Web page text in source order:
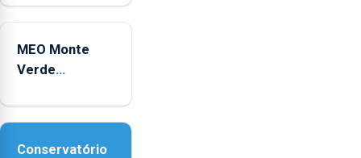
anos de
Coliseu
Micaelense
MEO Monte
Verde
reforço da
Conservatório